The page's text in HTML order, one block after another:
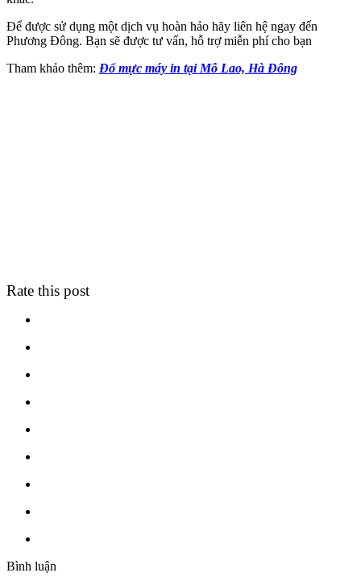
Để được sử dụng một dịch vụ hoàn hảo hãy liên hệ ngay đến
Phương Đông. Bạn sẽ được tư vấn, hỗ trợ miễn phí cho bạn
Tham khảo thêm: Đổ mực máy in tại Mỗ Lao, Hà Đông
Rate this post
Bình luận